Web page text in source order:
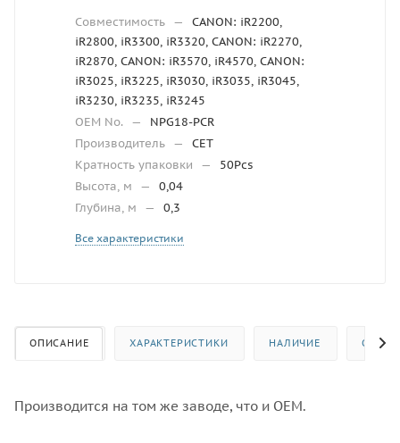
Совместимость —
CANON: iR2200,
iR2800, iR3300, iR3320, CANON: iR2270,
iR2870, CANON: iR3570, iR4570, CANON:
iR3025, iR3225, iR3030, iR3035, iR3045,
iR3230, iR3235, iR3245
OEM No.
—
NPG18-PCR
Производитель —
CET
Кратность упаковки
—
50Pcs
Высота, м
—
0,04
Глубина, м
— 0,3
Все характеристики
ОПИСАНИЕ ХАРАКТЕРИСТИКИ НАЛИЧИЕ
Производится на том же заводе, что и OEM.